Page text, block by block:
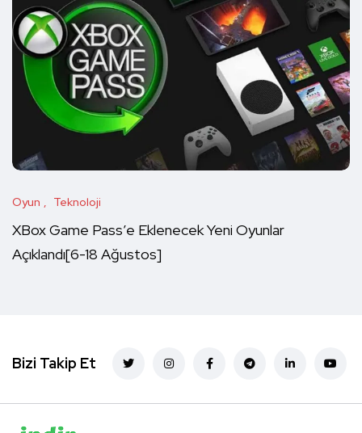
Oyun Teknoloji
XBox Game Pass’e Eklenecek Yeni Oyunlar
Açıklandı[6-18 Ağustos]
Bizi Takip Et